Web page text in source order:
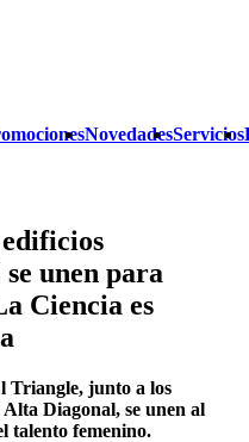
NovedadesServicios
unen para
Ciencia es
Triangle, junto a los
Diagonal, se unen al
talento femenino.